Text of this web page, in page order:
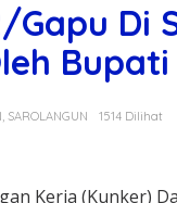
Di
Bupati
, SAROLANGUN 1514 Dilihat
Kerja (Kunker)